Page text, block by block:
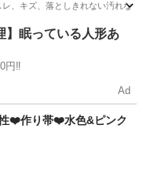
、キズ、落としきれない汚れ
】眠っている人形あ
円‼️
Ad
作り帯❤️水色&ピンク